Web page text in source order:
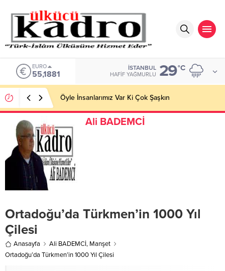
EURO
55,1881
İSTANBUL
HAFIF YAĞMURLU 29°C
Öyle İnsanlarımız Var Ki Çok Şaşkın
Ali BADEMCİ
Ortadoğu’da Türkmen’in 1000 Yıl
Çilesi
Anasayfa Ali BADEMCİ, Manşet
Ortadoğu’da Türkmen’in 1000 Yıl Çilesi